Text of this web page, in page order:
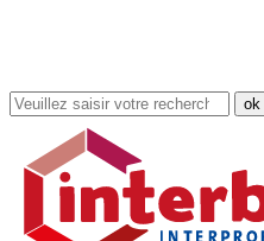
Rechercher
dans
site